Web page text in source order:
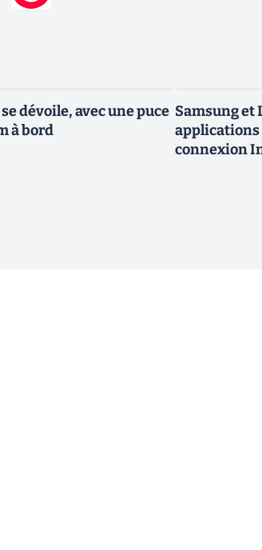
se dévoile, avec une puce
à bord
Samsung et
applications
connexion